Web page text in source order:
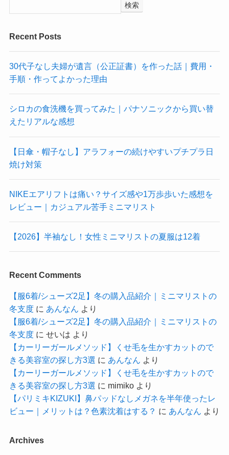
検索
Recent Posts
30代子なし夫婦が遺言（公正証書）を作った話｜費用・
手順・作ってよかった理由
シロカの食洗機を買ってみた｜パナソニックから買い替
えたリアルな感想
【日傘・帽子なし】アラフォーの続けやすいプチプラ日
焼け対策
NIKEエアリフトは痛い？サイズ感や1万歩歩いた感想を
レビュー｜カジュアル苦手ミニマリスト
【2026】半袖なし！女性ミニマリストの夏服は12着
Recent Comments
【服6着/シューズ2足】冬の購入品紹介｜ミニマリストの
冬支度に あんなん より
【服6着/シューズ2足】冬の購入品紹介｜ミニマリストの
冬支度に せいは より
【カーリーガールメソッド】くせ毛を生かすカットので
きる美容室の探し方3選 に あんなん より
【カーリーガールメソッド】くせ毛を生かすカットので
きる美容室の探し方3選 に mimikoより
【パリミキKIZUKI】鼻パッドなしメガネを半年使ったレ
ビュー｜メリットは？色素沈着はする？ に あんなん より
Archives